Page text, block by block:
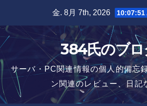
content
金. 8月 7th, 2026 10:07:52
384氏のブロ
サーバ・PC関連情報の個人的備忘
ン関連のレビュー、日記